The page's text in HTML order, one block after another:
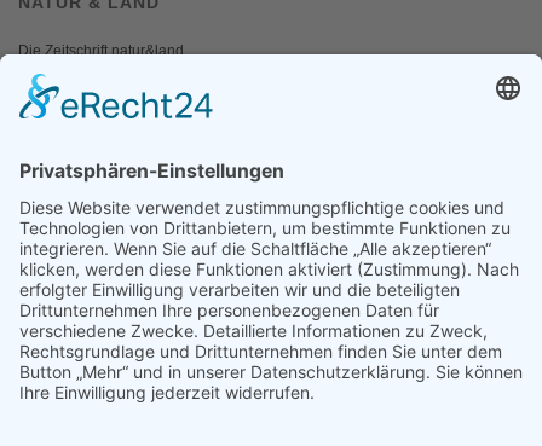
Die Zeitschrift natur&land
Archiv
Mediadaten
Fotos und Logos
Presseaussendungen
Presse
Presseinformationen abonnieren
ÜBER UNS
Naturschutzbund